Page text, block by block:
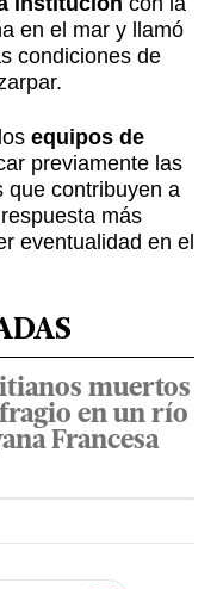
en el mar y llamó
condiciones de
equipos de
previamente las
que contribuyen a
más
eventualidad en el
muertos
en un río
Francesa